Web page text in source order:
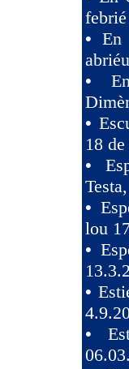
• En
•
•
18
•
•
lou
•
•
•